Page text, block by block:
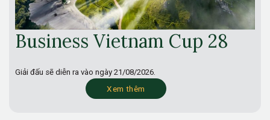
Business Vietnam Cup 28
Giải đấu sẽ diễn ra vào ngày 21/08/2026.
Xem thêm